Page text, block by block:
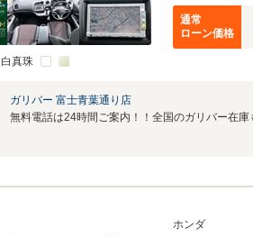
白真珠
通常
ローン価格
ガリバー 富士青葉通り店
ホンダ